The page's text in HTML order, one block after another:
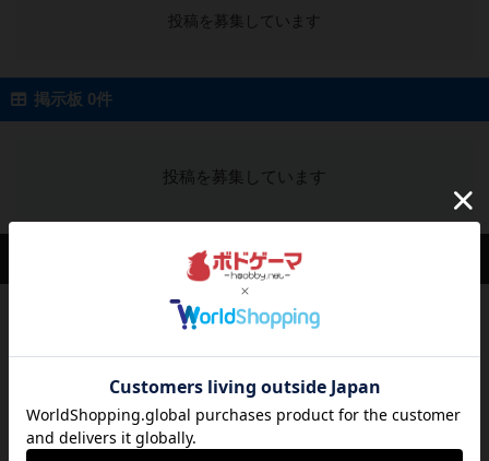
投稿を募集しています
掲示板 0件
投稿を募集しています
会員の新しい投稿
充実
たマップの#9...
by Chaco
レビュー
クロワ・ド・ゲール：ASLモジュール10